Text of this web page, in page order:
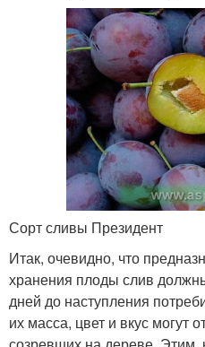
Сорт сливы Президент
Итак, очевидно, что
хранения плоды слив
дней до наступления
их масса, цвет и вкус могут